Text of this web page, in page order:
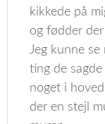
kikkede på
og fødder
Jeg kunne se
ting de
noget i
der en stejl